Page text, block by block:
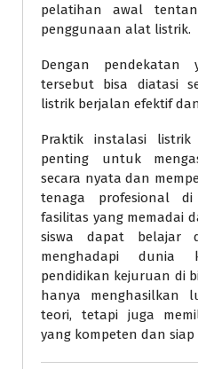
pelatihan awal
penggunaan alat listrik.
Dengan pendekatan
tersebut bisa diatasi
listrik berjalan efektif
Praktik instalasi
penting untuk
secara nyata dan
tenaga profesional
fasilitas yang memadai
siswa dapat belajar
menghadapi dunia
pendidikan kejuruan di
hanya menghasilkan
teori, tetapi juga
yang kompeten dan siap